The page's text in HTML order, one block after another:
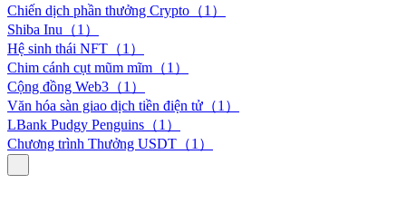
Chiến dịch phần thưởng Crypto（1）
Shiba Inu（1）
Hệ sinh thái NFT（1）
Chim cánh cụt mũm mĩm（1）
Cộng đồng Web3（1）
Văn hóa sàn giao dịch tiền điện tử（1）
LBank Pudgy Penguins（1）
Chương trình Thưởng USDT（1）